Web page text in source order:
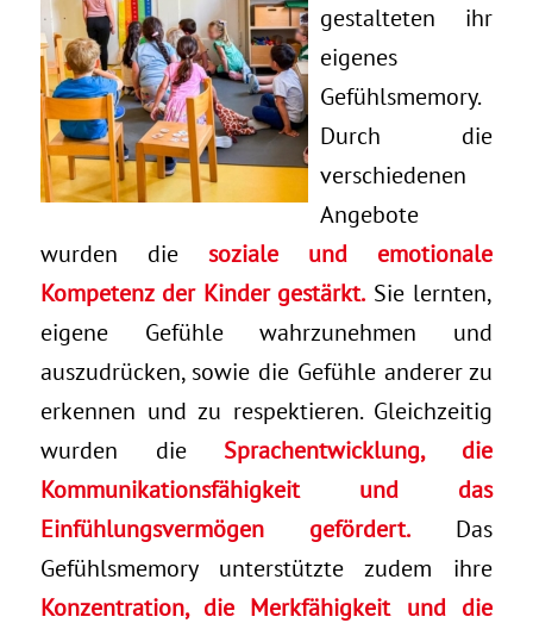
gestalteten ihr
eigenes
Gefühlsmemory.
Durch die
verschiedenen
Angebote
wurden die soziale und emotionale
Kompetenz der Kinder gestärkt. Sie lernten,
eigene Gefühle wahrzunehmen und
auszudrücken, sowie die Gefühle anderer zu
erkennen und zu respektieren. Gleichzeitig
wurden die Sprachentwicklung, die
Kommunikationsfähigkeit und das
Einfühlungsvermögen gefördert. Das
Gefühlsmemory unterstützte zudem ihre
Konzentration, die Merkfähigkeit und die